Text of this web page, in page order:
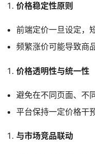
价格稳定性原则
前端定价一旦设定，
频繁涨价可能导致商
价格透明性与统一性
避免在不同页面、不
平台保持一定价格干
与市场竞品联动